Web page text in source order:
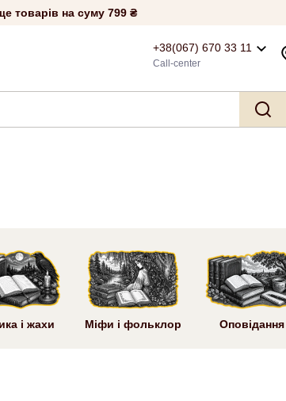
товарів на суму 799 ₴
+38(067) 670 33 11
Call-center
і жахи Міфи і фольклор Оповідання